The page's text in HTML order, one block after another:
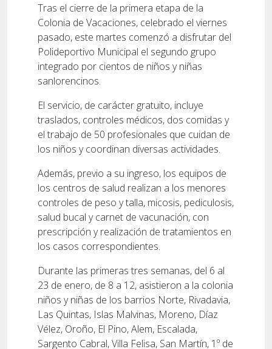
Tras el cierre de la primera etapa de la
Colonia de Vacaciones, celebrado el viernes
pasado, este martes comenzó a disfrutar del
Polideportivo Municipal el segundo grupo
integrado por cientos de niños y niñas
sanlorencinos.
El servicio, de carácter gratuito, incluye
traslados, controles médicos, dos comidas y
el trabajo de 50 profesionales que cuidan de
los niños y coordinan diversas actividades.
Además, previo a su ingreso, los equipos de
los centros de salud realizan a los menores
controles de peso y talla, micosis, pediculosis,
salud bucal y carnet de vacunación, con
prescripción y realización de tratamientos en
los casos correspondientes.
Durante las primeras tres semanas, del 6 al
23 de enero, de 8 a 12, asistieron a la colonia
niños y niñas de los barrios Norte, Rivadavia,
Las Quintas, Islas Malvinas, Moreno, Díaz
Vélez, Oroño, El Pino, Alem, Escalada,
Sargento Cabral, Villa Felisa, San Martín, 1º de